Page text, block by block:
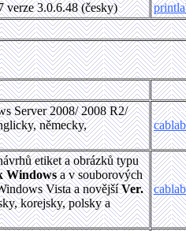
3.0.6.48 (česky)
Server 2008/ 2008 R2/
německy,
etiket a obrázků typu
Windowsa v souborových
Vista a novějšíVer.
korejsky, polsky a